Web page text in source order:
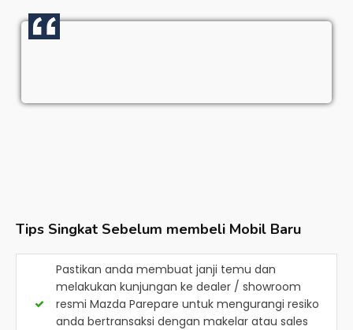
Tips Singkat Sebelum membeli Mobil Baru
Pastikan anda membuat janji temu dan
melakukan kunjungan ke dealer / showroom
resmi Mazda Parepare untuk mengurangi resiko
anda bertransaksi dengan makelar atau sales